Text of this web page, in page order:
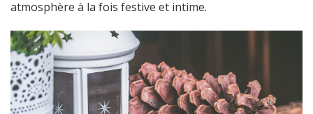
atmosphère à la fois festive et intime.